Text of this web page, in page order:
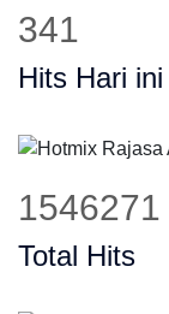
413
Hits Hari ini
1868411
Total Hits